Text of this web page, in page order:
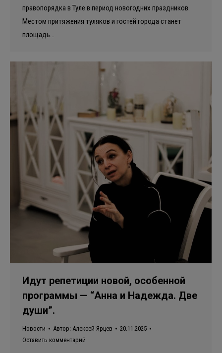
правопорядка в Туле в период новогодних праздников.
Местом притяжения туляков и гостей города станет
площадь…
Идут репетиции новой, особенной
программы — “Анна и Надежда. Две
души”.
Новости Автор: Алексей Ярцев
20.11.2025
Оставить комментарий